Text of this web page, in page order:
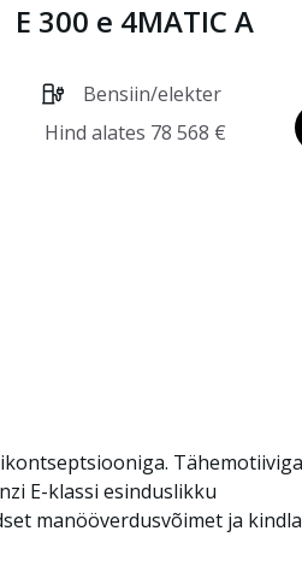
E 300 e 4MATIC A
Bensiin/elekter
Hind alates 78 568 €
Tähemotiiviga
E-klassi esinduslikku
manööverdusvõimet ja